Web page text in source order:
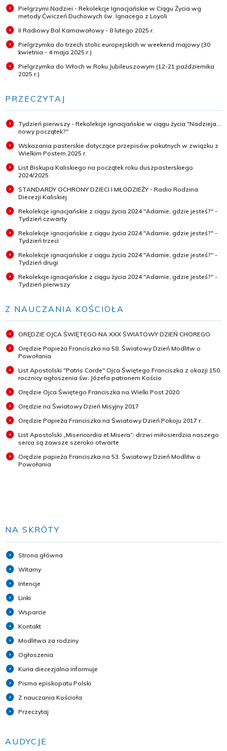
Pielgrzymi Nadziei - Rekolekcje Ignacjańskie w Ciągu Życia wg
metody Ćwiczeń Duchowych św. Ignacego z Loyoli
II Radiowy Bal Karnawałowy - 8 lutego 2025 r.
Pielgrzymka do trzech stolic europejskich w weekend majowy (30
kwietnia - 4 maja 2025 r.)
Pielgrzymka do Włoch w Roku Jubileuszowym (12-21 października
2025 r.)
PRZECZYTAJ
Tydzień pierwszy - Rekolekcje ignacjańskie w ciągu życia "Nadzieja...
nowy początek?"
Wskazania pasterskie dotyczące przepisów pokutnych w związku z
Wielkim Postem 2025 r.
List Biskupa Kaliskiego na początek roku duszpasterskiego
2024/2025
STANDARDY OCHRONY DZIECI I MŁODZIEŻY - Radio Rodzina
Diecezji Kaliskiej
Rekolekcje ignacjańskie z ciągu życia 2024 "Adamie, gdzie jesteś?" -
Tydzień czwarty
Rekolekcje ignacjańskie z ciągu życia 2024 "Adamie, gdzie jesteś?" -
Tydzień trzeci
Rekolekcje ignacjańskie z ciągu życia 2024 "Adamie, gdzie jesteś?" -
Tydzień drugi
Rekolekcje ignacjańskie z ciągu życia 2024 "Adamie, gdzie jesteś?" -
Tydzień pierwszy
Z NAUCZANIA KOŚCIOŁA
ORĘDZIE OJCA ŚWIĘTEGO NA XXX ŚWIATOWY DZIEŃ CHOREGO
Orędzie Papieża Franciszka na 58. Światowy Dzień Modlitw o
Powołania
List Apostolski "Patris Corde" Ojca Świętego Franciszka z okazji 150.
rocznicy ogłoszenia św. Józefa patronem Kościo
Orędzie Ojca Świętego Franciszka na Wielki Post 2020
Orędzie na Światowy Dzień Misyjny 2017
Orędzie Papieża Franciszka na Światowy Dzień Pokoju 2017 r.
List Apostolski „Misericordia et Misera”: drzwi miłosierdzia naszego
serca są zawsze szeroko otwarte
Orędzie papieża Franciszka na 53. Światowy Dzień Modlitw o
Powołania
NA SKRÓTY
Strona główna
Witamy
Intencje
Linki
Wsparcie
Kontakt
Modlitwa za rodziny
Ogłoszenia
Kuria diecezjalna informuje
Pisma episkopatu Polski
Z nauczania Kościoła
Przeczytaj
AUDYCJE